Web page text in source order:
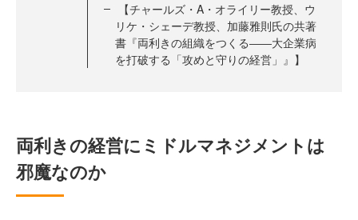
【チャールズ・A・オライリー教授、ウ
リケ・シェーデ教授、加藤雅則氏の共著
書『両利きの組織をつくる――大企業病
を打破する「攻めと守りの経営」』】
両利きの経営にミドルマネジメントは
邪魔なのか